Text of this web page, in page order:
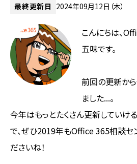
最終更新日 2024年09月12日（木）
こんにちは、
五味です。
前回の更新か
ました...。
今年はもっとたくさん更新していけ
で、ぜひ2019年もOffice 365相談セ
ださいね！